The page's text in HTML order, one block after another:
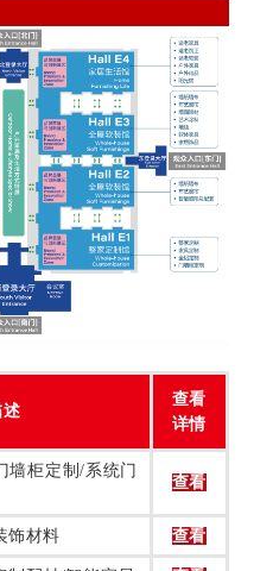
述
查看
详情
墙柜定制/系统门
查看
饰材料 查看